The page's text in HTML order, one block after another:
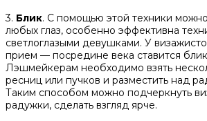
3. Блик. С помощью этой техники
любых глаз, особенно эффективна
светлоглазыми девушками. У
прием — посредине века ставится
Лэшмейкерам необходимо взять
ресниц или пучков и разместить над
Таким способом можно подчеркнуть
радужки, сделать взгляд ярче.